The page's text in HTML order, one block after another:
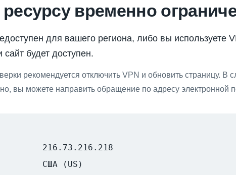
временно
для вашего региона, либо вы используете
будет доступен.
рекомендуется отключить VPN и обновить страницу. В
вы можете направить обращение по адресу электронной
216.73.216.218
США (US)